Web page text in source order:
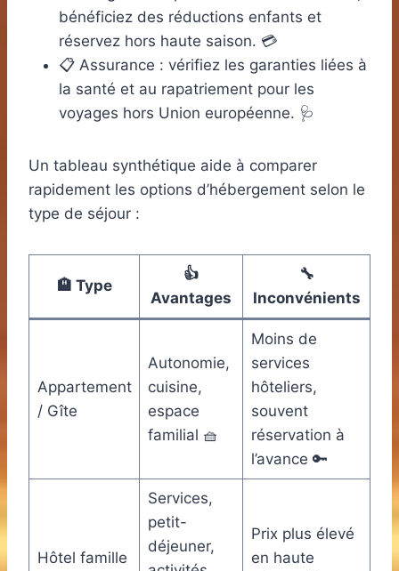
bénéficiez des réductions enfants et
réservez hors haute saison. 💳
📋 Assurance : vérifiez les garanties liées à
la santé et au rapatriement pour les
voyages hors Union européenne. 🩺
Un tableau synthétique aide à comparer
rapidement les options d’hébergement selon le
type de séjour :
🏨 Type
👍
Avantages
🔧
Inconvénients
Appartement
/ Gîte
Autonomie,
cuisine,
espace
familial 🧺
Moins de
services
hôteliers,
souvent
réservation à
l’avance 🔑
Hôtel famille
Services,
petit-
déjeuner,
Prix plus élevé
en haute